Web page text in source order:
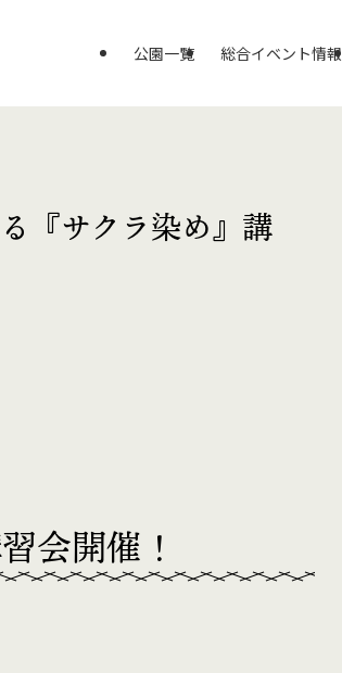
公園一覧 総合イベント情報
『サクラ染め』講
会開催！